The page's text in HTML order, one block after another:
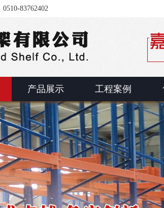
83762402
产品展示 工程案例